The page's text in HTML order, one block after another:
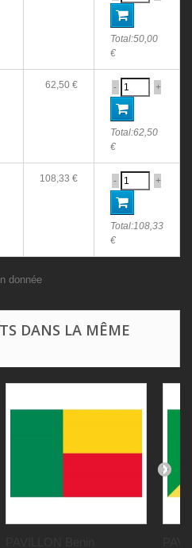
Total:50,00
€
62,50 € - +
Total:62,50
€
108,33 € - +
Total:108,33
€
donnée
DANS LA MÊME